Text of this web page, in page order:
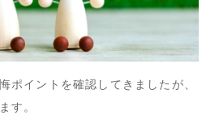
ポイントを確認してきましたが、
す。